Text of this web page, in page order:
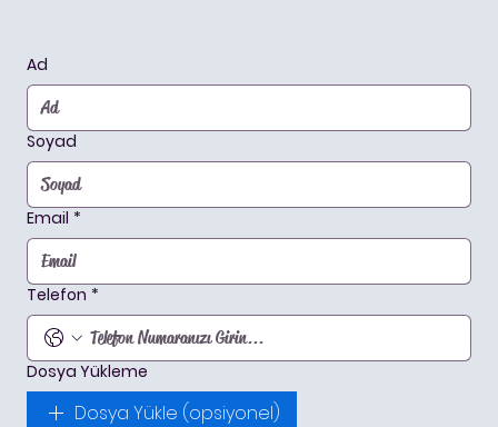
Ad
Soyad
Email *
Telefon *
Dosya Yükleme
Dosya Yükle (opsiyonel)